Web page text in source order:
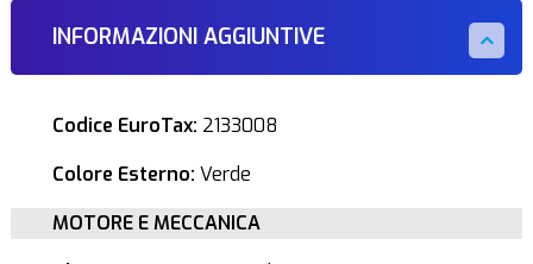
INFORMAZIONI AGGIUNTIVE
Codice EuroTax: 2133008
Colore Esterno: Verde
MOTORE E MECCANICA